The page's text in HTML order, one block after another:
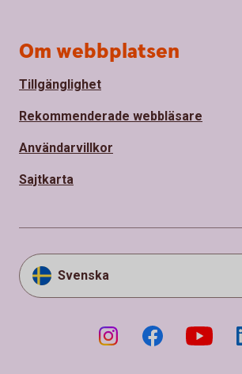
Om webbplatsen
Tillgänglighet
Rekommenderade webbläsare
Användarvillkor
Sajtkarta
Svenska